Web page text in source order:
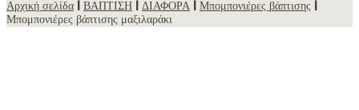
Αρχική σελίδα ΒΑΠΤΙΣΗ ΔΙΑΦΟΡΑ Μπομπονιέρες βάπτισης
Μπομπονιέρες βάπτισης μαξιλαράκι